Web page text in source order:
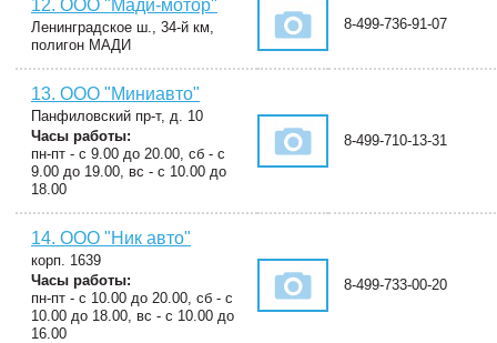
12. ООО "Мади-мотор"
Ленинградское ш., 34-й км,
полигон МАДИ
8-499-736-91-07
13. ООО "Миниавто"
Панфиловский пр-т, д. 10
Часы работы:
пн-пт - с 9.00 до 20.00, сб - с
9.00 до 19.00, вс - с 10.00 до
18.00
8-499-710-13-31
14. ООО "Ник авто"
корп. 1639
Часы работы:
пн-пт - с 10.00 до 20.00, сб - с
10.00 до 18.00, вс - с 10.00 до
16.00
8-499-733-00-20